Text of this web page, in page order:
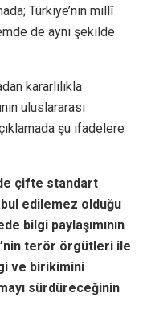
Türkiye’nin millî
de aynı şekilde
kararlılıkla
uluslararası
şu ifadelere
çifte standart
edilemez olduğu
bilgi paylaşımının
terör örgütleri ile
ve birikimini
sürdüreceğinin